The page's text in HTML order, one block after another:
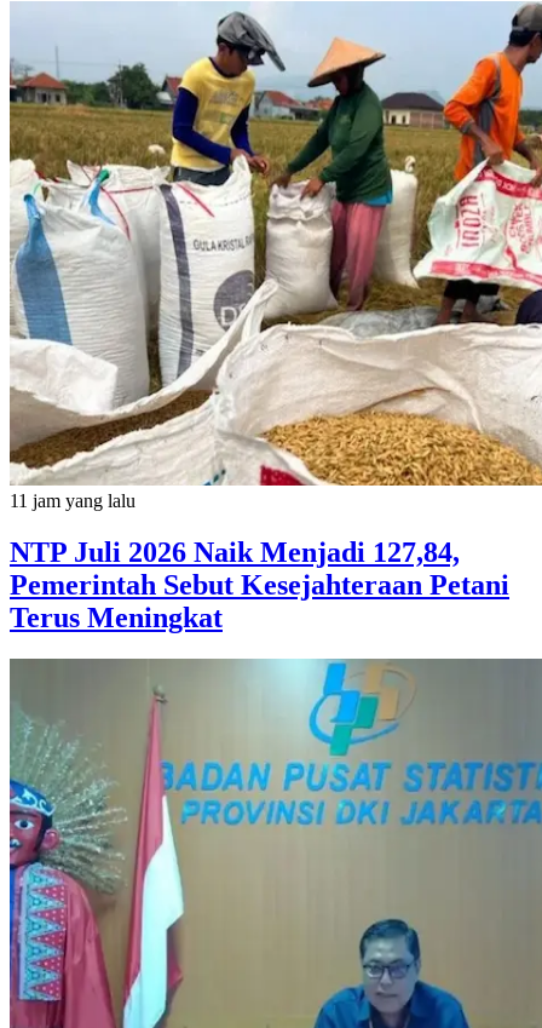
11 jam yang lalu
NTP Juli 2026 Naik Menjadi 127,84,
Pemerintah Sebut Kesejahteraan Petani
Terus Meningkat